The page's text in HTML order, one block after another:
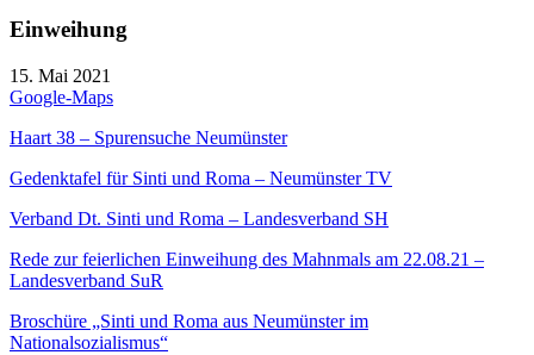
Einweihung
15. Mai 2021
Google-Maps
Haart 38 – Spurensuche Neumünster
Gedenktafel für Sinti und Roma – Neumünster TV
Verband Dt. Sinti und Roma – Landesverband SH
Rede zur feierlichen Einweihung des Mahnmals am 22.08.21 –
Landesverband SuR
Broschüre „Sinti und Roma aus Neumünster im
Nationalsozialismus“